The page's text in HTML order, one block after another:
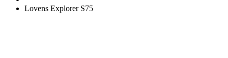
Lovens Explorer S75